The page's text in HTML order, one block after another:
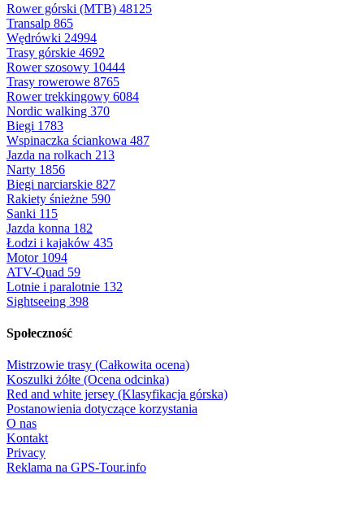
Rower górski (MTB) 48125
Transalp 865
Wędrówki 24994
Trasy górskie 4692
Rower szosowy 10444
Trasy rowerowe 8765
Rower trekkingowy 6084
Nordic walking 370
Biegi 1783
Wspinaczka ściankowa 487
Jazda na rolkach 213
Narty 1856
Biegi narciarskie 827
Rakiety śnieżne 590
Sanki 115
Jazda konna 182
Łodzi i kajaków 435
Motor 1094
ATV-Quad 59
Lotnie i paralotnie 132
Sightseeing 398
Społeczność
Mistrzowie trasy (Całkowita ocena)
Koszulki żółte (Ocena odcinka)
Red and white jersey (Klasyfikacja górska)
Postanowienia dotyczące korzystania
O nas
Kontakt
Privacy
Reklama na GPS-Tour.info